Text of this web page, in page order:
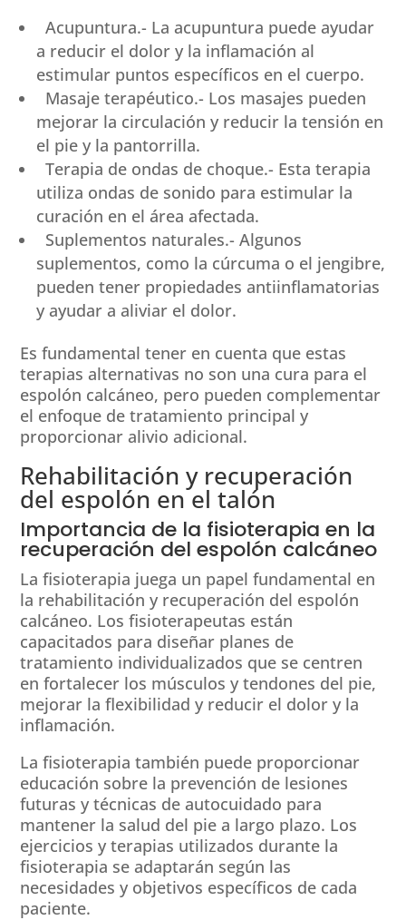
Acupuntura.- La acupuntura puede ayudar
a reducir el dolor y la inflamación al
estimular puntos específicos en el cuerpo.
Masaje terapéutico.- Los masajes pueden
mejorar la circulación y reducir la tensión en
el pie y la pantorrilla.
Terapia de ondas de choque.- Esta terapia
utiliza ondas de sonido para estimular la
curación en el área afectada.
Suplementos naturales.- Algunos
suplementos, como la cúrcuma o el jengibre,
pueden tener propiedades antiinflamatorias
y ayudar a aliviar el dolor.
Es fundamental tener en cuenta que estas
terapias alternativas no son una cura para el
espolón calcáneo, pero pueden complementar
el enfoque de tratamiento principal y
proporcionar alivio adicional.
Rehabilitación y recuperación
del espolón en el talón
Importancia de la fisioterapia en la
recuperación del espolón calcáneo
La fisioterapia juega un papel fundamental en
la rehabilitación y recuperación del espolón
calcáneo. Los fisioterapeutas están
capacitados para diseñar planes de
tratamiento individualizados que se centren
en fortalecer los músculos y tendones del pie,
mejorar la flexibilidad y reducir el dolor y la
inflamación.
La fisioterapia también puede proporcionar
educación sobre la prevención de lesiones
futuras y técnicas de autocuidado para
mantener la salud del pie a largo plazo. Los
ejercicios y terapias utilizados durante la
fisioterapia se adaptarán según las
necesidades y objetivos específicos de cada
paciente.